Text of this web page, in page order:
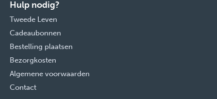
Hulp nodig?
Tweede Leven
Cadeaubonnen
Bestelling plaatsen
Bezorgkosten
Algemene voorwaarden
Contact